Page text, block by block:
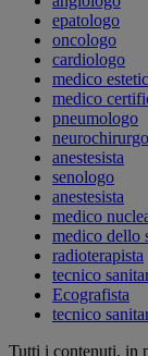
epatologo
oncologo
cardiologo
medico
medico
pneumologo
neurochirurgo
anestesista
senologo
anestesista
medico
medico dello
radioterapista
tecnico
Ecografista
tecnico
Tutti i contenuti, in